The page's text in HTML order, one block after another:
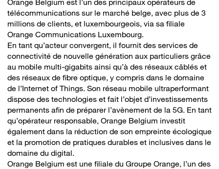
Orange Belgium est l’un des principaux opérateurs de
télécommunications sur le marché belge, avec plus de 3
millions de clients, et luxembourgeois, via sa filiale
Orange Communications Luxembourg.
En tant qu’acteur convergent, il fournit des services de
connectivité de nouvelle génération aux particuliers grâce
au mobile multi-gigabits ainsi qu’à des réseaux câblés et
des réseaux de fibre optique, y compris dans le domaine
de l’Internet of Things. Son réseau mobile ultraperformant
dispose des technologies et fait l’objet d’investissements
permanents afin de préparer l’avènement de la 5G. En tant
qu’opérateur responsable, Orange Belgium investit
également dans la réduction de son empreinte écologique
et la promotion de pratiques durables et inclusives dans le
domaine du digital.
Orange Belgium est une filiale du Groupe Orange, l’un des